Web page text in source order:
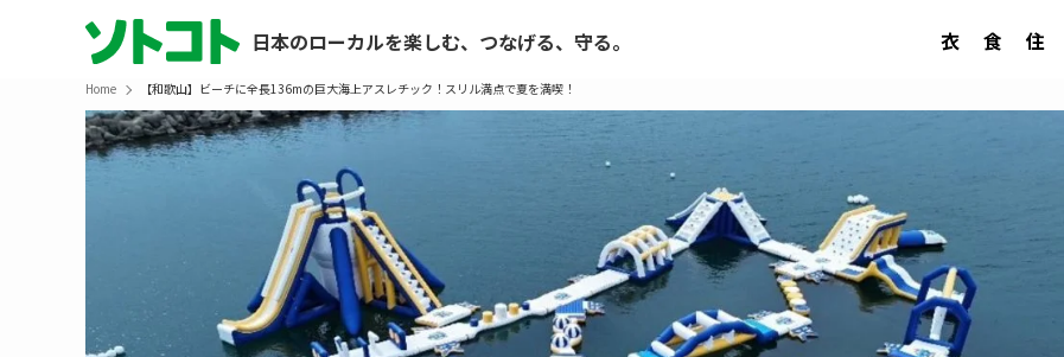
日本のローカルを楽しむ、つなげる、守る。 衣 食 住
Home 【和歌山】ビーチに全長136mの巨大海上アスレチック！スリル満点で夏を満喫！